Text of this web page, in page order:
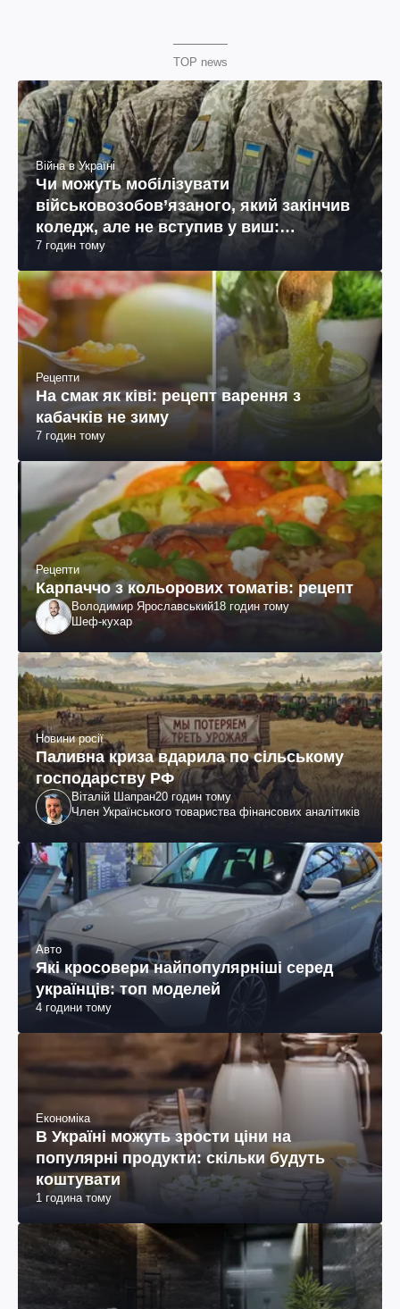
TOP news
Війна в Україні
Чи можуть мобілізувати
військовозобов’язаного, який закінчив
коледж, але не вступив у виш:
пояснення юриста
7 годин тому
Рецепти
На смак як ківі: рецепт варення з
кабачків не зиму
7 годин тому
Рецепти
Карпаччо з кольорових томатів: рецепт
Володимир Ярославський18 годин тому
Шеф-кухар
Новини росії
Паливна криза вдарила по сільському
господарству РФ
Віталій Шапран20 годин тому
Член Українського товариства фінансових аналітиків
Авто
Які кросовери найпопулярніші серед
українців: топ моделей
4 години тому
Економіка
В Україні можуть зрости ціни на
популярні продукти: скільки будуть
коштувати
1 година тому